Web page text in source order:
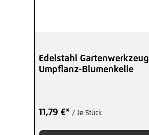
Edelstahl Gartenwerkzeug
Umpflanz-Blumenkelle
11,79 €* / Je Stück